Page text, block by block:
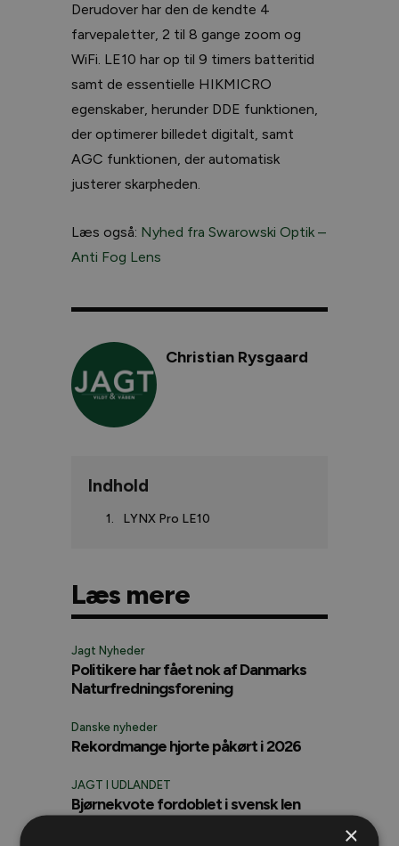
Derudover har den de kendte 4
farvepaletter, 2 til 8 gange zoom og
WiFi. LE10 har op til 9 timers batteritid
samt de essentielle HIKMICRO
egenskaber, herunder DDE funktionen,
der optimerer billedet digitalt, samt
AGC funktionen, der automatisk
justerer skarpheden.
Læs også: Nyhed fra Swarowski Optik –
Anti Fog Lens
Christian Rysgaard
Indhold
LYNX Pro LE10
Læs mere
Jagt Nyheder
Politikere har fået nok af Danmarks
Naturfredningsforening
Danske nyheder
Rekordmange hjorte påkørt i 2026
JAGT I UDLANDET
Bjørnekvote fordoblet i svensk len
×